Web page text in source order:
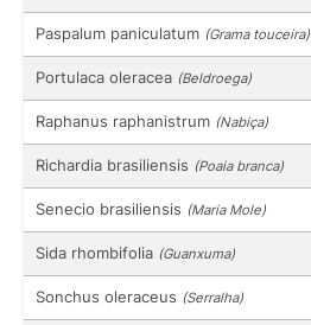
Paspalum paniculatum (Grama touceira)
Portulaca oleracea (Beldroega)
Raphanus raphanistrum (Nabiça)
Richardia brasiliensis (Poaia branca)
Senecio brasiliensis (Maria Mole)
Sida rhombifolia (Guanxuma)
Sonchus oleraceus (Serralha)